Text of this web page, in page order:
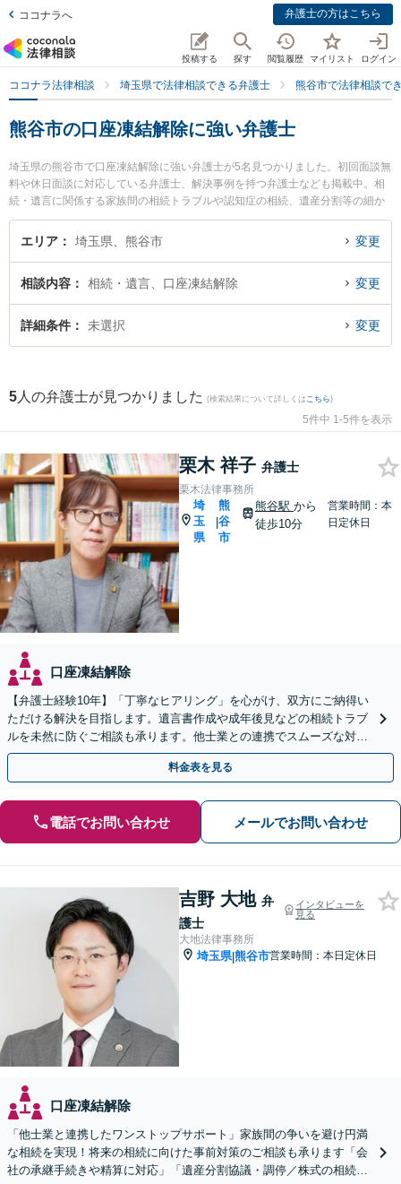
ココナラへ 弁護士の方はこちら
投稿する 探す 閲覧履歴 マイリスト ログイン
ココナラ法律相談 埼玉県で法律相談できる弁護士 熊谷市で法律相談で
熊谷市の口座凍結解除に強い弁護士
埼玉県の熊谷市で口座凍結解除に強い弁護士が5名見つかりました。初回面談無
料や休日面談に対応している弁護士、解決事例を持つ弁護士なども掲載中。相
続・遺言に関係する家族間の相続トラブルや認知症の相続、遺産分割等の細か
な分野での絞り込み検索もでき便利です。特に栗木法律事務所の栗木 祥子弁護
士や大地法律事務所の吉野 大地弁護士、まるやま法律事務所の丸山 博久弁護士
い』『口座凍結解除のトラブル解決の実績豊富な近くの弁護士を検索したい』
『初回相談無料で口座凍結解除を法律相談できる熊谷市内の弁護士に相談予約
したい』などでお困りの相談者さんにおすすめです。
エリア 埼玉県、熊谷市 変更
相談内容 相続・遺言、口座凍結解除 変更
詳細条件 未選択 変更
5 人の弁護士が見つかりました (検索結果について詳しくは こちら)
5件中 1-5件を表示
栗木 祥子 弁護士
栗木法律事務所
埼
玉
県
|
熊
谷
市
熊谷駅 から
徒歩10分
営業時間：本
日定休日
口座凍結解除
【弁護士経験10年】「丁寧なヒアリング」を心がけ、双方にご納得い
ただける解決を目指します。遺言書作成や成年後見などの相続トラブ
ルを未然に防ぐご相談も承ります。他士業との連携でスムーズな対処
が可能です
料金表を見る
電話でお問い合わせ メールでお問い合わせ
吉野 大地 弁
護士
インタビューを
見る
大地法律事務所
埼玉県|熊谷市営業時間：本日定休日
口座凍結解除
「他士業と連携したワンストップサポート」家族間の争いを避け円満
な相続を実現！将来の相続に向けた事前対策のご相談も承ります「会
社の承継手続きや精算に対応」「遺産分割協議・調停／株式の相続／